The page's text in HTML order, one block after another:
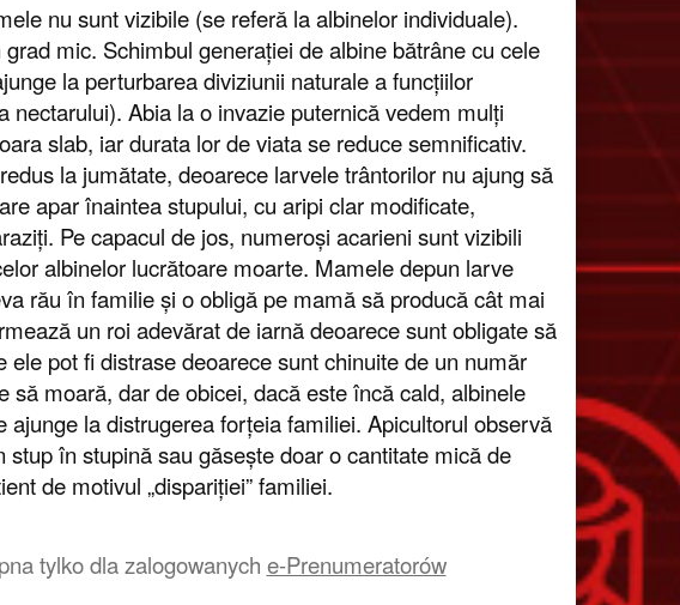
nu sunt vizibile (se referă la albinelor individuale).
mic. Schimbul generației de albine bătrâne cu cele
la perturbarea diviziunii naturale a funcțiilor
Abia la o invazie puternică vedem mulți
slab, iar durata lor de viata se reduce semnificativ.
la jumătate, deoarece larvele trântorilor nu ajung să
apar înaintea stupului, cu aripi clar modificate,
Pe capacul de jos, numeroși acarieni sunt vizibili
albinelor lucrătoare moarte. Mamele depun larve
rău în familie și o obligă pe mamă să producă cât mai
un roi adevărat de iarnă deoarece sunt obligate să
pot fi distrase deoarece sunt chinuite de un număr
moară, dar de obicei, dacă este încă cald, albinele
la distrugerea forțeia familiei. Apicultorul observă
în stupină sau găsește doar o cantitate mică de
de motivul „dispariției” familiei.
tylko dla zalogowanych e-Prenumeratorów